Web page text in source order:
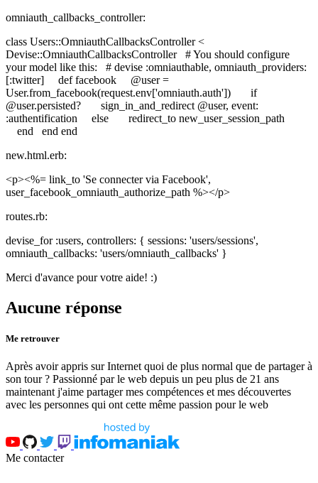
omniauth_callbacks_controller:
class Users::OmniauthCallbacksController <
Devise::OmniauthCallbacksController # You should configure
your model like this: # devise :omniauthable, omniauth_providers:
[:twitter] def facebook @user =
User.from_facebook(request.env['omniauth.auth']) if
@user.persisted? sign_in_and_redirect @user, event:
:authentification else redirect_to new_user_session_path
end end end
new.html.erb:
<p><%= link_to 'Se connecter via Facebook',
user_facebook_omniauth_authorize_path %></p>
routes.rb:
devise_for :users, controllers: { sessions: 'users/sessions',
omniauth_callbacks: 'users/omniauth_callbacks' }
Merci d'avance pour votre aide! :)
Aucune réponse
Me retrouver
Après avoir appris sur Internet quoi de plus normal que de partager à
son tour ? Passionné par le web depuis un peu plus de 21 ans
maintenant j'aime partager mes compétences et mes découvertes
avec les personnes qui ont cette même passion pour le web
Me contacter